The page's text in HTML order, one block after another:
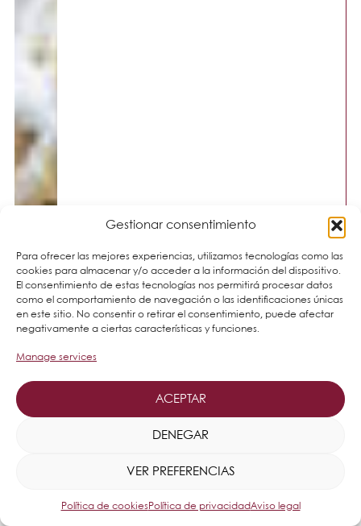
Gestionar consentimiento
Para ofrecer las mejores experiencias, utilizamos tecnologías como las
cookies para almacenar y/o acceder a la información del dispositivo.
El consentimiento de estas tecnologías nos permitirá procesar datos
como el comportamiento de navegación o las identificaciones únicas
en este sitio. No consentir o retirar el consentimiento, puede afectar
negativamente a ciertas características y funciones.
Manage services
ACEPTAR
DENEGAR
VER PREFERENCIAS
Política de cookiesPolítica de privacidadAviso legal